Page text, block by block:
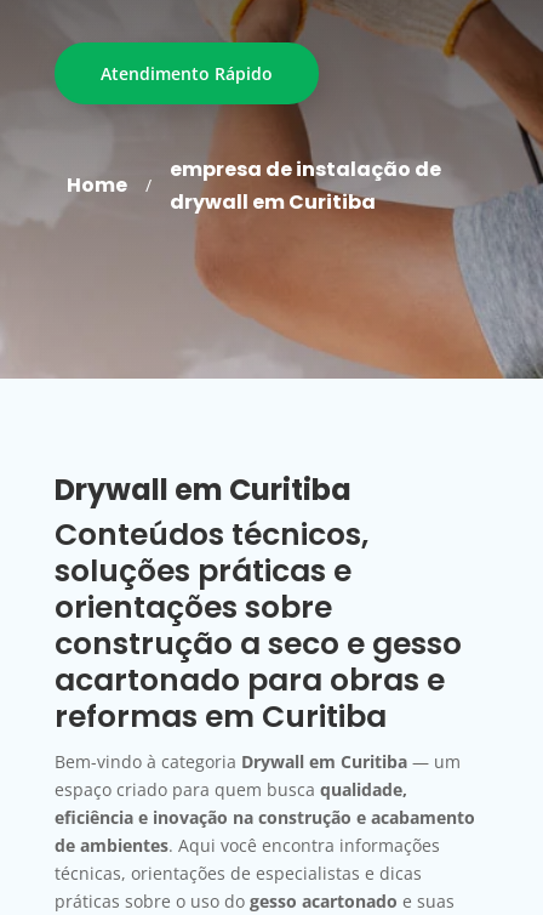
Atendimento Rápido
Home /
empresa de instalação de
drywall em Curitiba
Drywall em Curitiba
Conteúdos técnicos,
soluções práticas e
orientações sobre
construção a seco e gesso
acartonado para obras e
reformas em Curitiba
Bem-vindo à categoria Drywall em Curitiba— um
espaço criado para quem busca qualidade,
eficiência e inovação na construção e acabamento
de ambientes. Aqui você encontra informações
técnicas, orientações de especialistas e dicas
práticas sobre o uso do gesso acartonado e suas